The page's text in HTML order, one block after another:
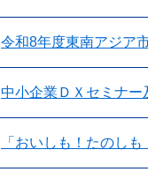
令和8年度東南アジア
中小企業ＤＸセミナー
「おいしも！たのし